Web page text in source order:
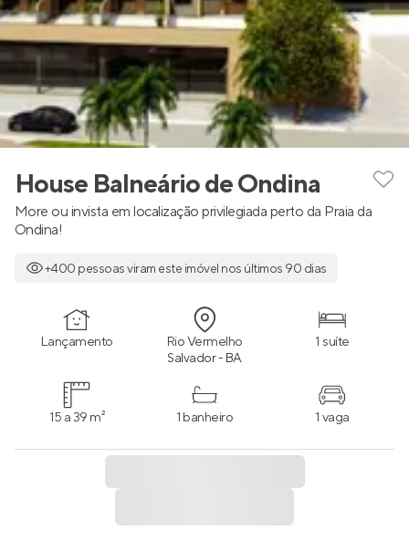
House Balneário de Ondina
More ou invista em localização privilegiada perto da Praia da
Ondina!
+400 pessoas viram este imóvel nos últimos 90 dias
Lançamento Rio Vermelho
Salvador - BA
1 suíte
15 a 39 m² 1 banheiro 1 vaga